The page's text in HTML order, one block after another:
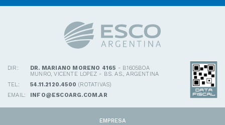
DIR: DR. MARIANO MORENO 4165 - B1605BOA
MUNRO, VICENTE LOPEZ - BS. AS., ARGENTINA
TEL:
54.11.2120.4500 (ROTATIVAS)
EMAIL:
INFO@ESCOARG.COM.AR
EMPRESA